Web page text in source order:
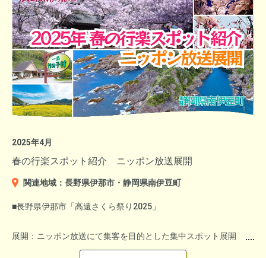
神奈川・横浜デスティネーションキャンペーン公式サイト
平塚競輪ホームページ
京都府舞鶴市 岡山 茉莉さん
舞鶴市 産業振興部ふるさと応援課 藤村 聡さん
移住の苦悩や楽しさをコミックエッセイで発信し、充実した人生
を送っている姿がウェルビーイングを体現していると評価されま
▼群馬県出身の前島花音アナウンサー
市長自らがマイクを持ち、力強い言葉で小松市をPRするCMを制
作した。
▼石川県観光ブランドプロデューサーを務める松任谷由実さんが
作曲した発車メロディが流れる北陸新幹線小松駅（上）と、北陸
新幹線加賀温泉駅（下）。
減少。
三浦海岸海水浴場の運営は自治体ではなく海の家を中心とした運
営委員会が行っていたが、24年は海の家が1軒の出店も無く海水
浴場に必ず必要なライフセーバー・監視員の費用捻出が出来ず、
閉鎖となっていた。
25年からは、関東有数の海水浴場の復活のため、ニッポン放送が
三浦市を全面バックアップし、海の家に頼らない新たな魅力と賑
わいの創出のため「MIURA FUN BEACH」として生まれ変わった
公開放送は、トップバッターを務める「上柳昌彦 あさぼらけ」
MIURA FUN BEACH～！‘’のタイトルコールで生放送スタート。
2025年4月
春の行楽スポット紹介 ニッポン放送展開
関連地域：長野県伊那市・静岡県南伊豆町
■長野県伊那市「高遠さくら祭り2025」
展開：ニッポン放送にて集客を目的とした集中スポット展開
時期：2025年4月9日～17日